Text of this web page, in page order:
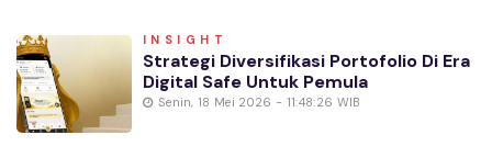
INSIGHT
Strategi Diversifikasi Portofolio Di Era
Digital Safe Untuk Pemula
Senin, 18 Mei 2026 - 11:48:26 WIB